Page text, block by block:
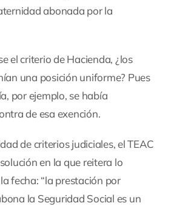
abonada por la
el criterio de Hacienda, ¿los
una posición uniforme? Pues
por ejemplo, se había
de esa exención.
de criterios judiciales, el TEAC
en la que reitera lo
fecha: “la prestación por
la Seguridad Social es un